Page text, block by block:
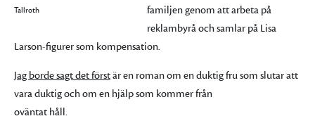
Tallroth
familjen genom att arbeta på
reklambyrå och samlar på Lisa
Larson-figurer som kompensation.
Jag borde sagt det förstär en roman om en duktig fru som slutar att
vara duktig och om en hjälp som kommer från
oväntat håll.